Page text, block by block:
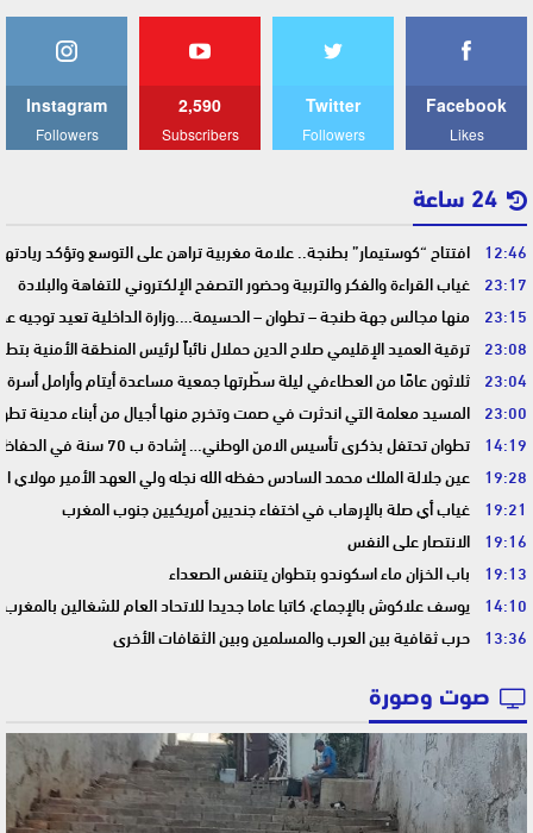
Facebook
Likes
Twitter
Followers
2,590
Subscribers
Instagram
Followers
12:46 افتتاح “كوستيمار” بطنجة.. علامة مغربية تراهن على التوسع وتؤكد
23:17 غياب القراءة والفكر والتربية وحضور التصفح الإلكتروني للتفاهة والبلادة
23:15 منها مجالس جهة طنجة – تطوان – الحسيمة….وزارة الداخلية تعيد توجيه
23:08 ترقية العميد الإقليمي صلاح الدين حملال نائباً لرئيس المنطقة الأمنية
23:04 ثلاثون عامًا من العطاءفي ليلة سطّرتها جمعية مساعدة أيتام وأرامل
23:00 المسيد معلمة التي اندثرت في صمت وتخرج منها أجيال من أبناء مدينة
14:19 تطوان تحتفل بذكرى تأسيس الامن الوطني… إشادة ب 70 سنة في الحفاظ على استقرار الوطن وضمان أمن المواطنين
19:28 عين جلالة الملك محمد السادس حفظه الله نجله ولي العهد الأمير
19:21 غياب أي صلة بالإرهاب في اختفاء جنديين أمريكيين جنوب المغرب
19:16 الانتصار على النفس
19:13 باب الخزان ماء اسكوندو بتطوان يتنفس الصعداء
14:10 يوسف علاكوش بالإجماع، كاتبا عاما جديدا للاتحاد العام للشغالين بالمغرب
13:36 حرب ثقافية بين العرب والمسلمين وبين الثقافات الأخرى
صوت وصورة